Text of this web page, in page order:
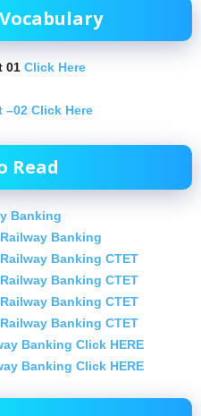
01 Click Here
–02 Click Here
Read
Banking
Banking
Banking CTET
Banking CTET
Banking CTET
Banking CTET
Banking Click HERE
Banking Click HERE